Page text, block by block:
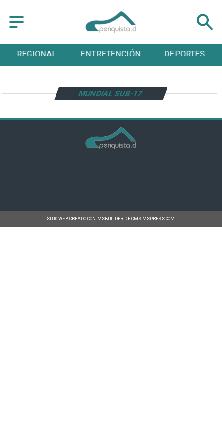
REGIONAL ENTRETENCIÓN DEPORTES
MUNDIAL SUB-17
SITIO WEB CREADO CON MSBUILDER DE CMS-MSPRESS.COM